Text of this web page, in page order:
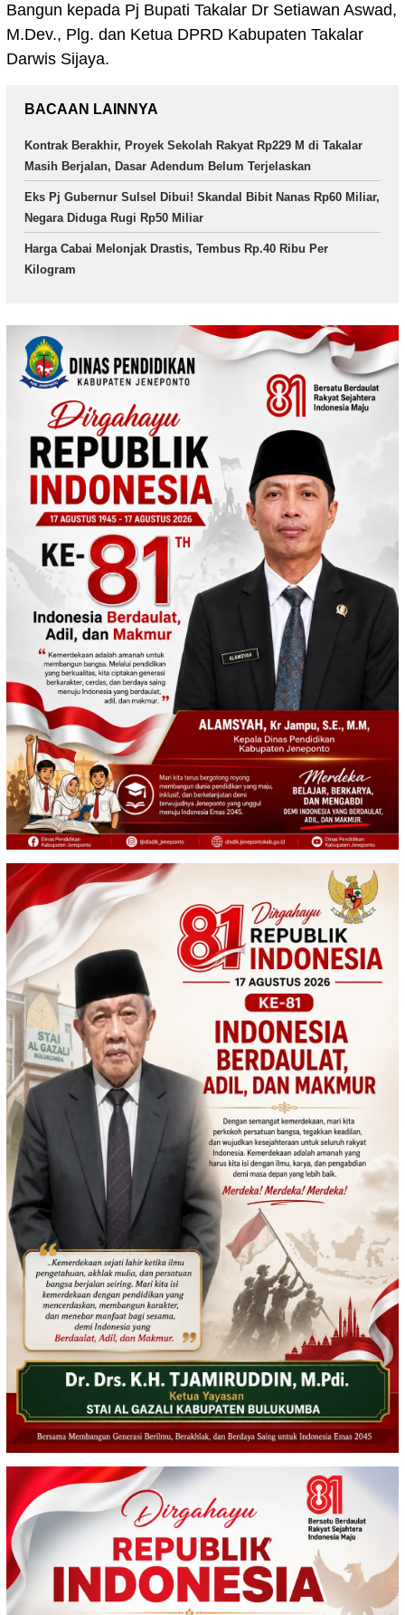
Bangun kepada Pj Bupati Takalar Dr Setiawan Aswad,
M.Dev., Plg. dan Ketua DPRD Kabupaten Takalar
Darwis Sijaya.
BACAAN LAINNYA
Kontrak Berakhir, Proyek Sekolah Rakyat Rp229 M di Takalar
Masih Berjalan, Dasar Adendum Belum Terjelaskan
Eks Pj Gubernur Sulsel Dibui! Skandal Bibit Nanas Rp60 Miliar,
Negara Diduga Rugi Rp50 Miliar
Harga Cabai Melonjak Drastis, Tembus Rp.40 Ribu Per
Kilogram